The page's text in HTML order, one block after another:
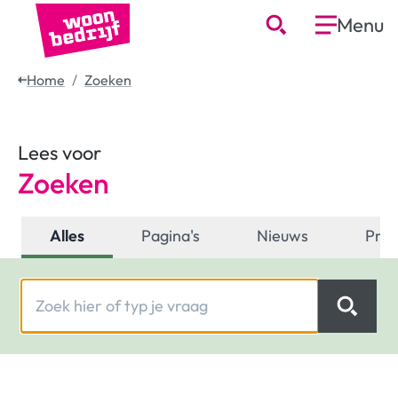
Menu
Home Zoeken
Lees voor
Zoeken
Alles Pagina's Nieuws